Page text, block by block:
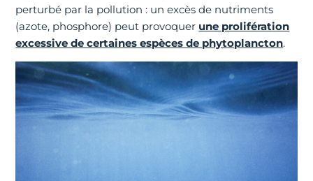
perturbé par la pollution : un excès de nutriments
(azote, phosphore) peut provoquer une prolifération
excessive de certaines espèces de phytoplancton.